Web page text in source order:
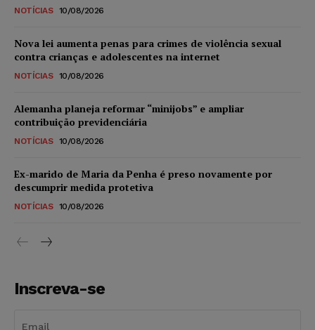
NOTÍCIAS 10/08/2026
Nova lei aumenta penas para crimes de violência sexual
contra crianças e adolescentes na internet
NOTÍCIAS 10/08/2026
Alemanha planeja reformar “minijobs” e ampliar
contribuição previdenciária
NOTÍCIAS 10/08/2026
Ex-marido de Maria da Penha é preso novamente por
descumprir medida protetiva
NOTÍCIAS 10/08/2026
Inscreva-se